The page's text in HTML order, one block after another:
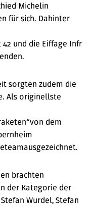
Michelin
für sich. Dahinter
und die Eiffage Infr
sorgten zudem die
Als originellste
dem
brachten
der Kategorie der
Wurdel, Stefan